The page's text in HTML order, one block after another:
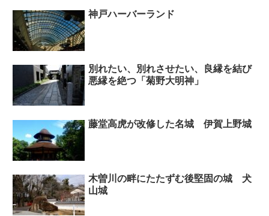
神戸ハーバーランド
別れたい、別れさせたい、良縁を結び
悪縁を絶つ「菊野大明神」
藤堂高虎が改修した名城 伊賀上野城
木曽川の畔にたたずむ後堅固の城 犬
山城